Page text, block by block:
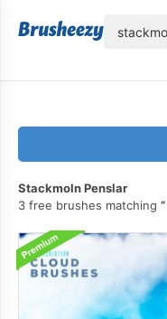
Stackmoln Penslar
3 free brushes matching